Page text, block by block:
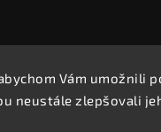
Vám umožnili
neustále zlepšovali
Copyright 2026